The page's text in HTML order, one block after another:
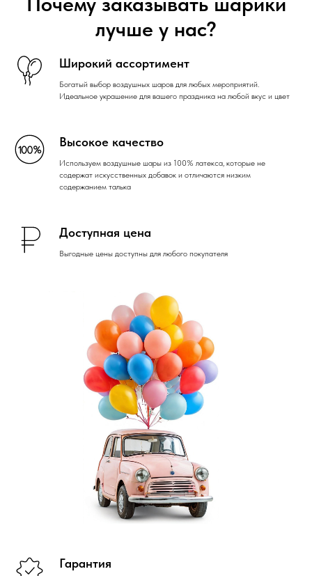
лучше у нас?
Широкий ассортимент
Богатый выбор воздушных шаров для любых мероприятий.
Идеальное украшение для вашего праздника на любой вкус и цвет
Высокое качество
Используем воздушные шары из 100% латекса, которые не
содержат искусственных добавок и отличаются низким
содержанием талька
Доступная цена
Выгодные цены доступны для любого покупателя
Гарантия